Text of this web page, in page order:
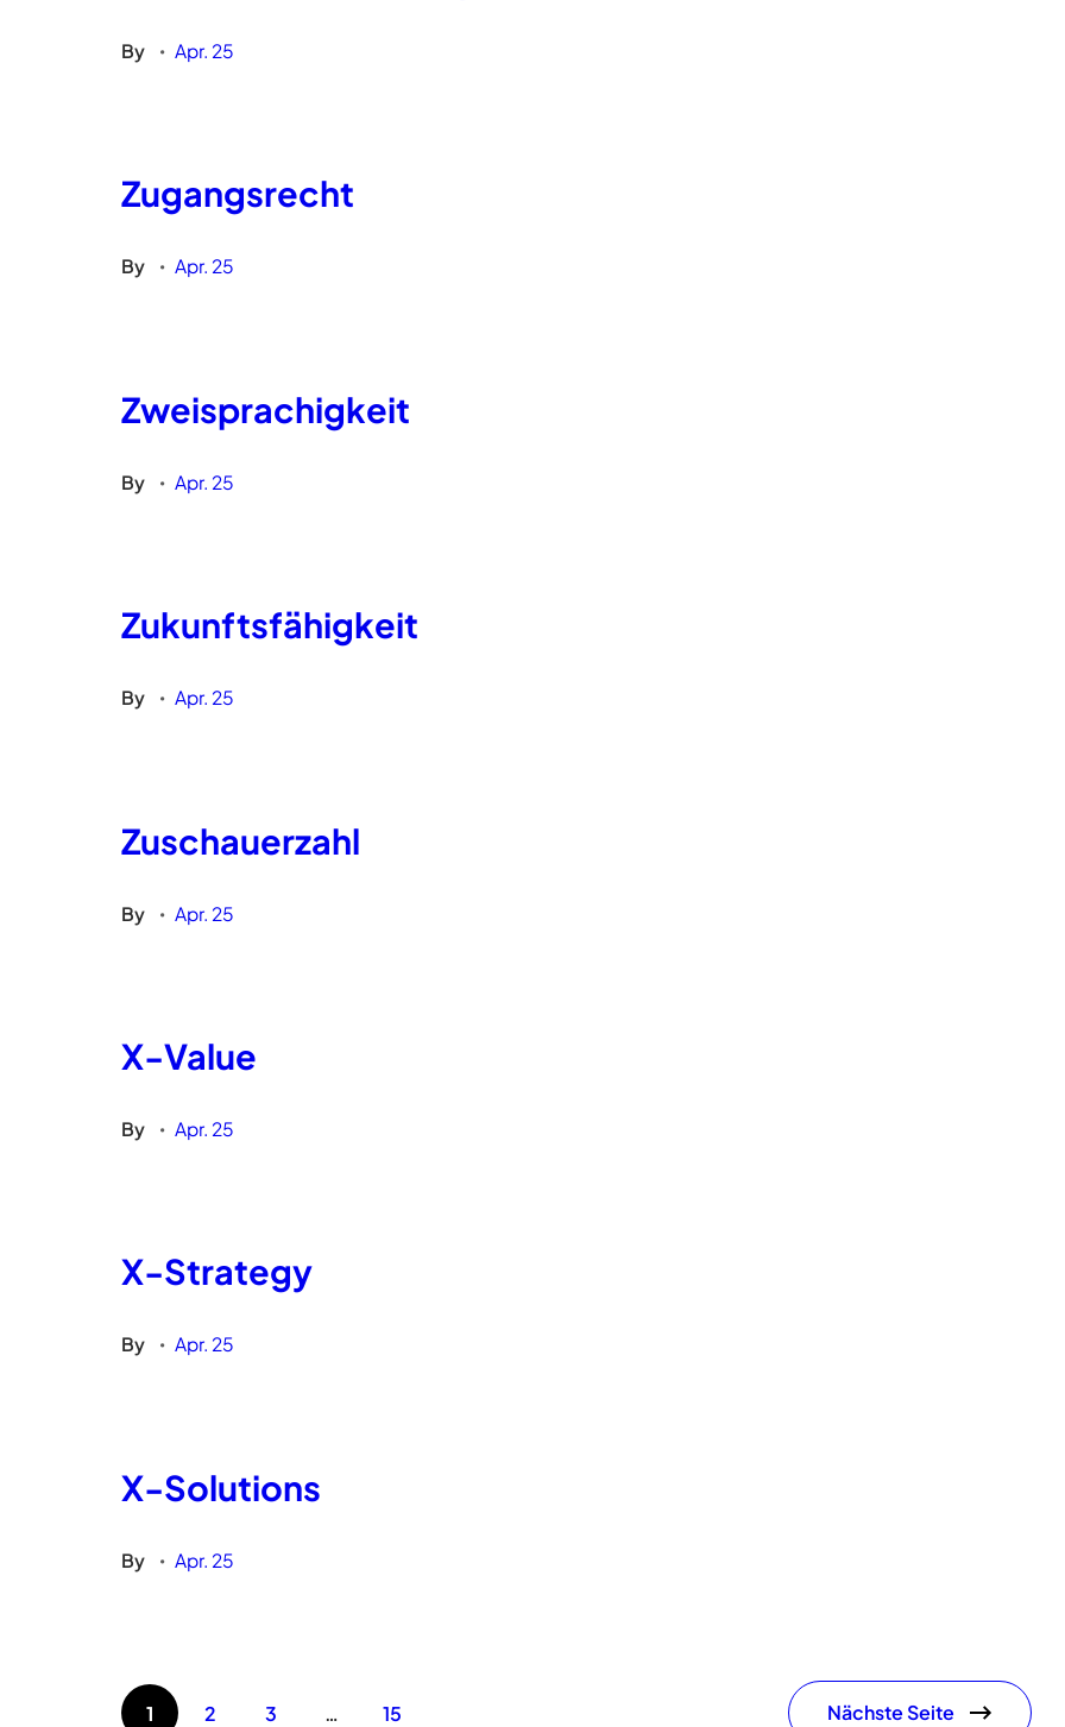
By • Apr. 25
Zugangsrecht
By • Apr. 25
Zweisprachigkeit
By • Apr. 25
Zukunftsfähigkeit
By • Apr. 25
Zuschauerzahl
By • Apr. 25
X-Value
By • Apr. 25
X-Strategy
By • Apr. 25
X-Solutions
By • Apr. 25
1 2 3 … 15 Nächste Seite